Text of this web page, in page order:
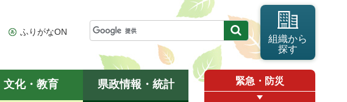
ふりがなON
組織から
探す
文化・教育 県政情報・統計 緊急・防災